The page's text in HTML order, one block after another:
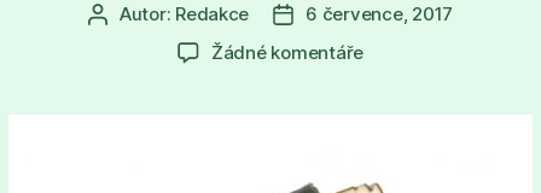
Autor
příspěvku
Autor: Redakce
Datum
příspěvku
6 července, 2017
Žádné komentářeu
muzeum